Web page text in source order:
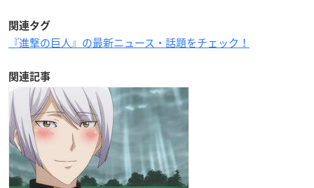
関連タグ
『進撃の巨人』の最新ニュース・話題をチェック！
関連記事